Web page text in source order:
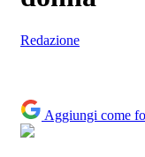
Redazione
Aggiungi come